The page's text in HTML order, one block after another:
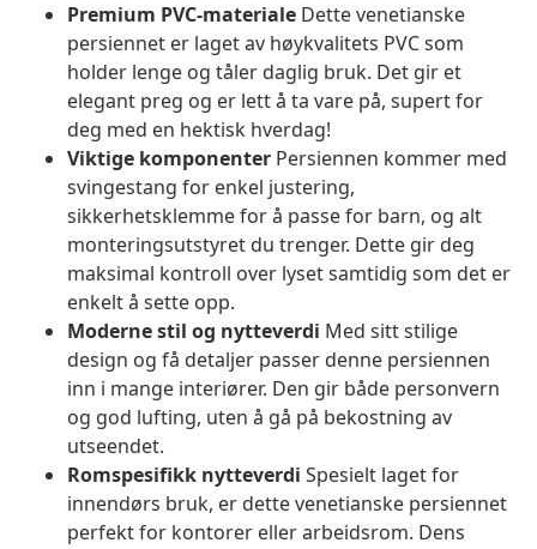
Premium PVC-materiale Dette venetianske
persiennet er laget av høykvalitets PVC som
holder lenge og tåler daglig bruk. Det gir et
elegant preg og er lett å ta vare på, supert for
deg med en hektisk hverdag!
Viktige komponenter Persiennen kommer med
svingestang for enkel justering,
sikkerhetsklemme for å passe for barn, og alt
monteringsutstyret du trenger. Dette gir deg
maksimal kontroll over lyset samtidig som det er
enkelt å sette opp.
Moderne stil og nytteverdi Med sitt stilige
design og få detaljer passer denne persiennen
inn i mange interiører. Den gir både personvern
og god lufting, uten å gå på bekostning av
utseendet.
Romspesifikk nytteverdi Spesielt laget for
innendørs bruk, er dette venetianske persiennet
perfekt for kontorer eller arbeidsrom. Dens